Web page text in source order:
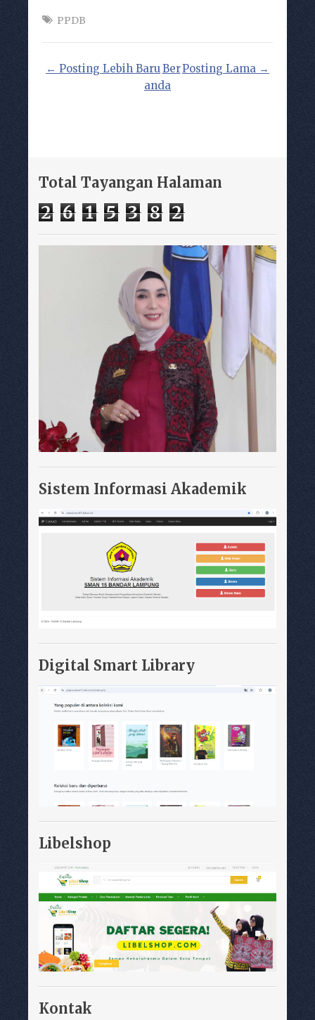
PPDB
← Posting Lebih Baru Posting Lama →
Ber
anda
Total Tayangan Halaman
2 6 1 5 3 8 2
Sistem Informasi Akademik
Digital Smart Library
Libelshop
Kontak